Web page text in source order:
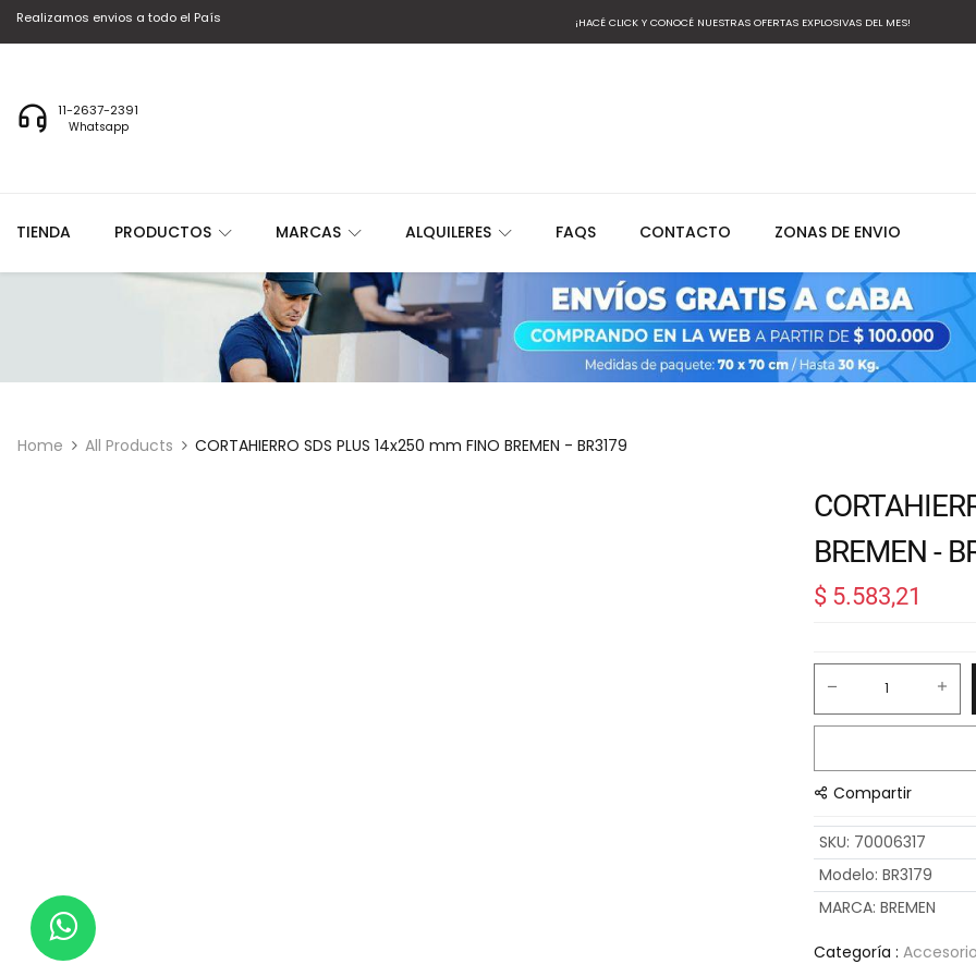
Realizamos envios a todo el País ¡HACÉ CLICK Y CONOCÉ NUESTRAS OFERTAS EXPLOSIVAS DEL MES!
11-2637-2391
Whatsapp
TIENDA PRODUCTOS MARCAS ALQUILERES FAQS CONTACTO ZONAS DE ENVIO
Home All Products CORTAHIERRO SDS PLUS 14x250 mm FINO BREMEN - BR3179
BREMEN -
$ 5.583,21
Compartir
SKU: 70006317
Modelo: BR3179
MARCA: BREMEN
Categoría :